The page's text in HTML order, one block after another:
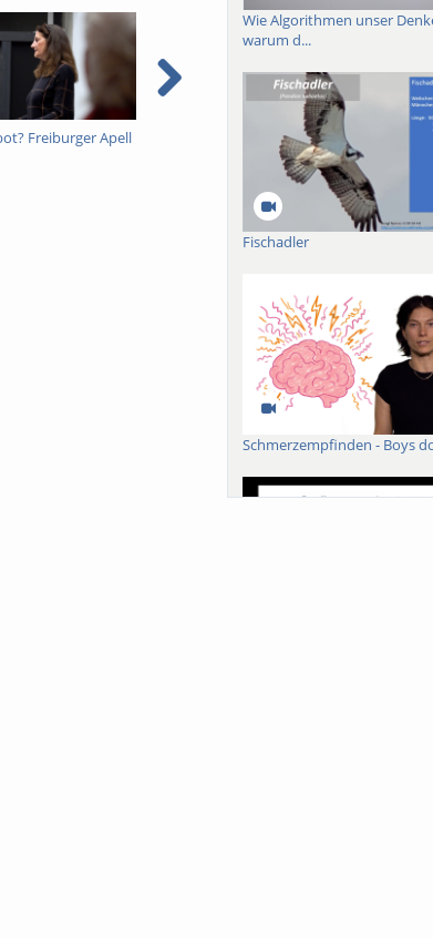
Freiburger Apell
BrAInWorlds: Die Welt in
Ulrich
Wie Algorithmen unser
warum d...
Fischadler
Schmerzempfinden - Boys